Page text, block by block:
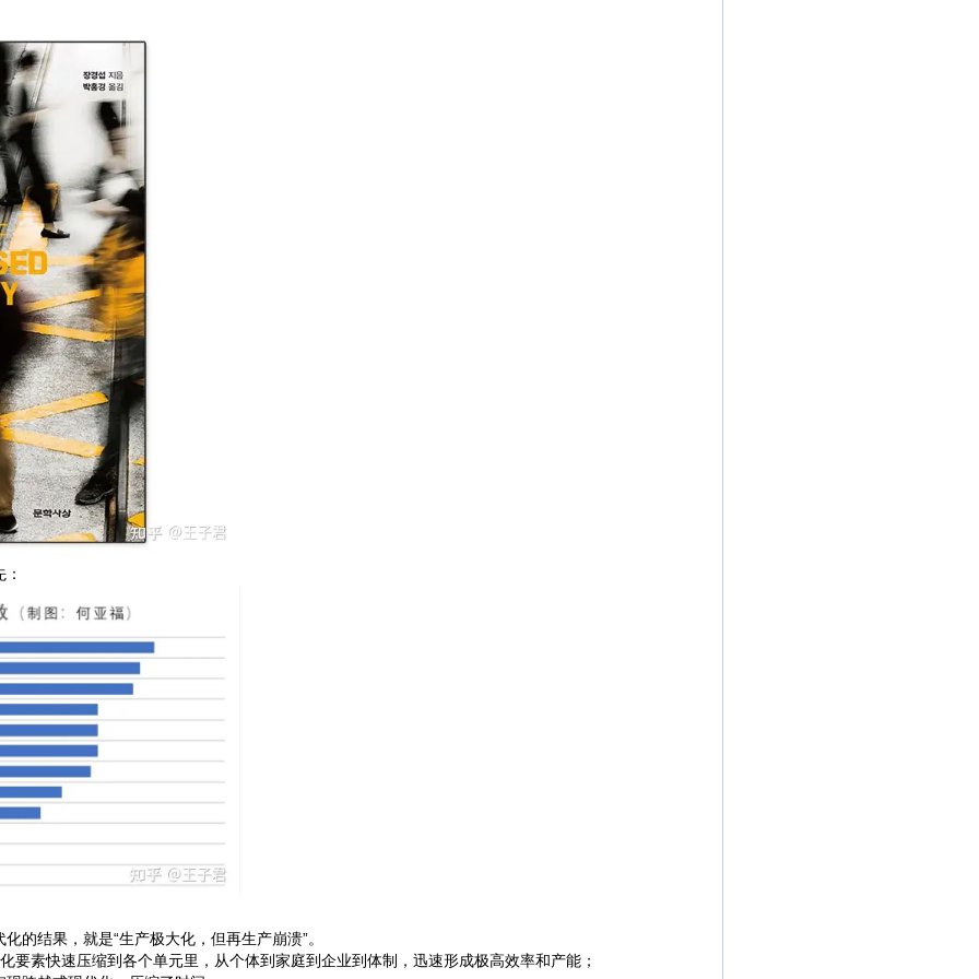
的结果，就是“生产极大化，但再生产崩溃”。
要素快速压缩到各个单元里，从个体到家庭到企业到体制，迅速形成极高效率和产能；